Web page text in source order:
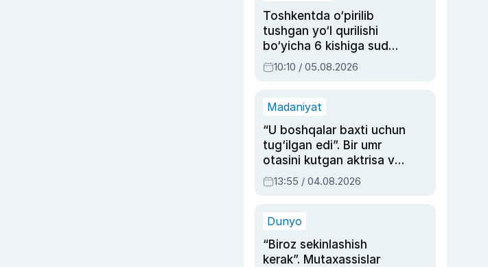
Toshkentda o‘pirilib
tushgan yo‘l qurilishi
bo‘yicha 6 kishiga sud
hukmi o‘qildi
10:10 / 05.08.2026
Madaniyat
“U boshqalar baxti uchun
tug‘ilgan edi”. Bir umr
otasini kutgan aktrisa va
dublyaj ustasi Rimma
Ahmedovaning
13:55 / 04.08.2026
Dunyo
“Biroz sekinlashish
kerak”. Mutaxassislar